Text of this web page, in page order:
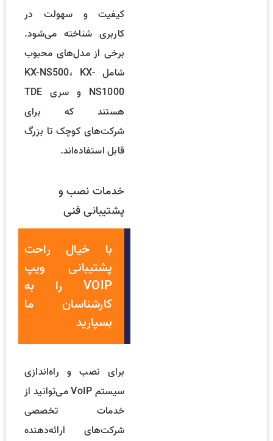
کیفیت و سهولت در
کاربری شناخته می‌شود.
برخی از مدل‌های محبوب
شامل KX-NS500، KX-
NS1000 و سری TDE
هستند که برای
شرکت‌های کوچک تا بزرگ
قابل استفاده‌اند.
خدمات نصب و
پشتیبانی فنی
با خیال راحت
پشتیبانی ویپ
VOIP را به
کارشناسان ما
بسپارید
برای نصب و راه‌اندازی
سیستم VoIP می‌توانید از
خدمات تخصصی
شرکت‌های ارائه‌دهنده